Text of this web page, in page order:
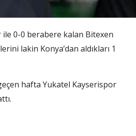
0-0 berabere kalan Bitexen
lakin Konya’dan aldıkları 1
hafta Yukatel Kayserispor